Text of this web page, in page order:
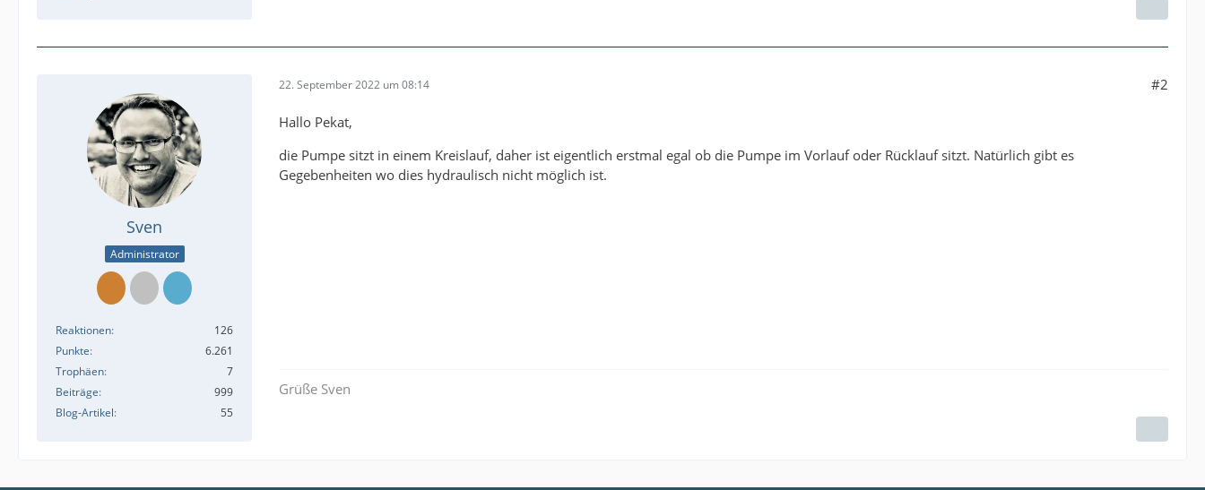
Sven
Administrator
Reaktionen
126
Punkte
6.261
Trophäen
7
Beiträge
999
Blog-Artikel
55
22. September 2022 um 08:14 #2
Hallo Pekat,
die Pumpe sitzt in einem Kreislauf, daher ist eigentlich erstmal egal ob die Pumpe im Vorlauf oder Rücklauf sitzt. Natürlich gibt es
Gegebenheiten wo dies hydraulisch nicht möglich ist.
Grüße Sven